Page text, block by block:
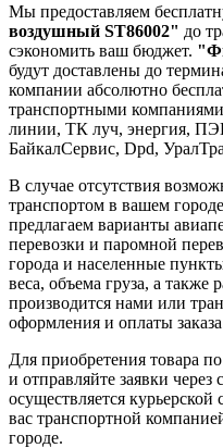
Мы предоставляем
воздушный ST86002" до
сэкономить ваш бюджет.
будут доставлены до
компании абсолютно
транспортными
линии, ТК луч, энергия,
БайкалСервис, Dpd,
В случае отсутствия
транспортом в вашем
предлагаем варианты
перевозки и паромной
города и населенные
веса, объема груза, а также
производится нами или
оформления и оплаты
Для приобретения товара
и отправляйте заявки через
осуществляется
вас транспортной
городе.